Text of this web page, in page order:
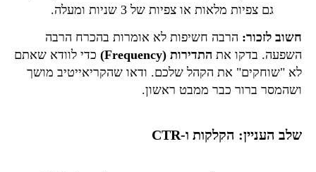
גם צפיות מלאות או צפיות של 3 שניות ומעלה.
חשוב לזכור: הרבה חשיפות לא אומרות בהכרח הרבה
השפעה. בדקו את התדירות (Frequency)
כדי לוודא שאתם
לא "שוחקים" את הקהל שלכם. ודאו שהקריאייטיב מושך
ושהמסר ברור כבר ממבט ראשון.
שלב העניין: הקלקות ו-CTR